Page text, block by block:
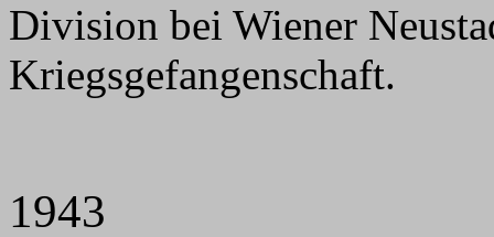
Division bei Wiener
Kriegsgefangenschaft.
1943